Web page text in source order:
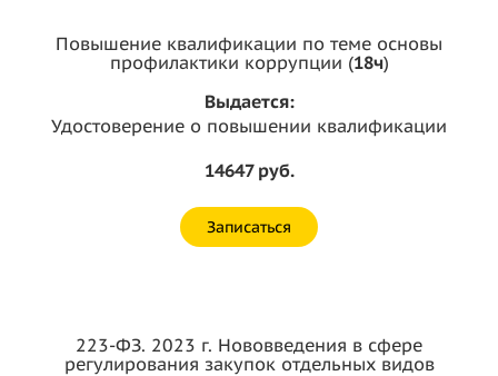
Повышение квалификации по теме основы
профилактики коррупции (18ч)
Выдается:
Удостоверение о повышении квалификации
14647 руб.
Записаться
223-ФЗ. 2023 г. Нововведения в сфере
регулирования закупок отдельных видов